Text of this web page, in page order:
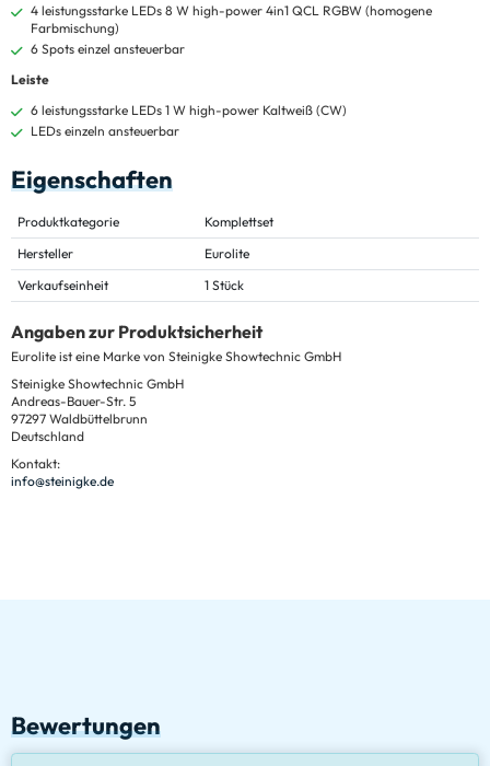
4 leistungsstarke LEDs 8 W high-power 4in1 QCL RGBW (homogene
Farbmischung)
6 Spots einzel ansteuerbar
Leiste
6 leistungsstarke LEDs 1 W high-power Kaltweiß (CW)
LEDs einzeln ansteuerbar
Eigenschaften
Produktkategorie
Komplettset
Hersteller
Eurolite
Verkaufseinheit
1 Stück
Angaben zur Produktsicherheit
Eurolite ist eine Marke von Steinigke Showtechnic GmbH
Steinigke Showtechnic GmbH
Andreas-Bauer-Str. 5
97297 Waldbüttelbrunn
Deutschland
Kontakt:
info@steinigke.de
Bewertungen